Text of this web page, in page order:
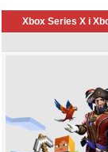
Xbox Series X i